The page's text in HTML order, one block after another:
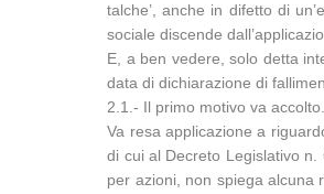
talche’, anche in difetto di
sociale discende
E, a ben vedere, solo detta
data di dichiarazione di
2.1.- Il primo motivo va accolto.
Va resa applicazione a
di cui al Decreto Legislativo n.
per azioni, non spiega alcuna